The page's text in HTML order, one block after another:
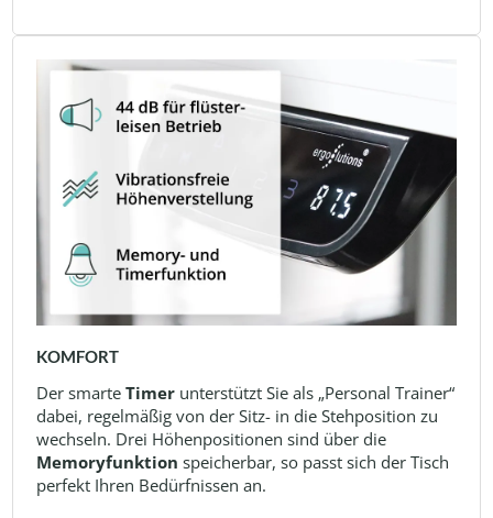
KOMFORT
Der smarte Timer unterstützt Sie als „Personal Trainer“
dabei, regelmäßig von der Sitz- in die Stehposition zu
wechseln. Drei Höhenpositionen sind über die
Memoryfunktion speicherbar, so passt sich der Tisch
perfekt Ihren Bedürfnissen an.